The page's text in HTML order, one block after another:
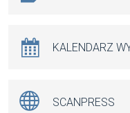
KALENDARZ
SCANPRESS